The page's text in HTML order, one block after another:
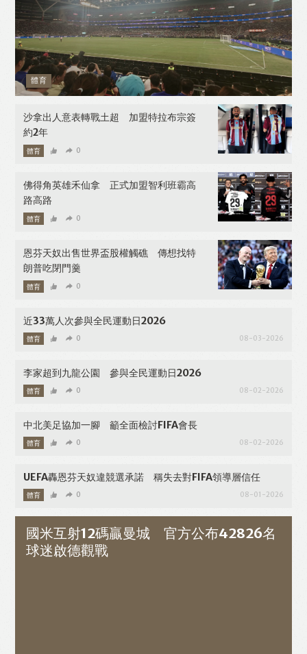
體育
沙拿出人意表轉戰土超 加盟特拉布宗簽
約2年
體育 08-05-2026
0
佛得角英雄禾仙拿 正式加盟智利班霸高
路高路
體育 08-05-2026
0
恩芬天奴出售世界盃股權觸礁 傳想找特
朗普吃閉門羹
體育 08-04-2026
0
近33萬人次參與全民運動日2026
體育 08-03-2026
0
李家超到九龍公園 參與全民運動日2026
體育 08-02-2026
0
中北美足協加一腳 籲全面檢討FIFA會長
體育 08-02-2026
0
UEFA轟恩芬天奴違競選承諾 稱失去對FIFA領導層信任
體育 08-01-2026
0
國米互射12碼贏曼城 官方公布42826名
球迷啟德觀戰